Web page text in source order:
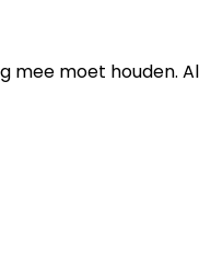
moet houden.